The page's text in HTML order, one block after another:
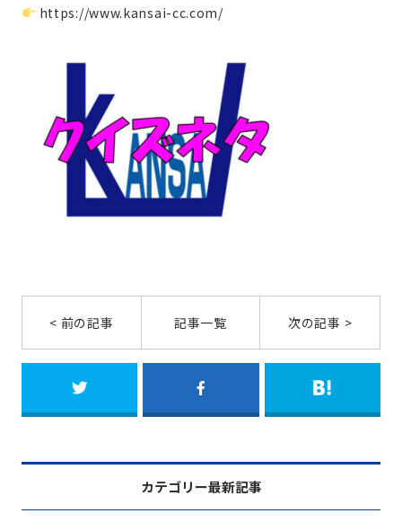
https://www.kansai-cc.com/
< 前の記事 記事一覧 次の記事 >
カテゴリー最新記事